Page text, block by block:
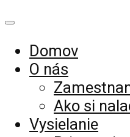
Domov
O nás
Ako si
Vysielanie